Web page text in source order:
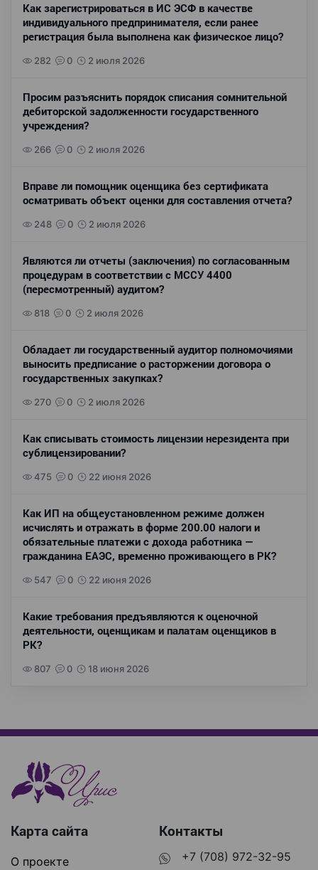
Как зарегистрироваться в ИС ЭСФ в качестве
индивидуального предпринимателя, если ранее
регистрация была выполнена как физическое лицо?
282 0 2 июля 2026
Просим разъяснить порядок списания сомнительной
дебиторской задолженности государственного
учреждения?
266 0 2 июля 2026
Вправе ли помощник оценщика без сертификата
осматривать объект оценки для составления отчета?
248 0 2 июля 2026
Являются ли отчеты (заключения) по согласованным
процедурам в соответствии с МССУ 4400
(пересмотренный) аудитом?
818 0 2 июля 2026
Обладает ли государственный аудитор полномочиями
выносить предписание о расторжении договора о
государственных закупках?
270 0 2 июля 2026
Как списывать стоимость лицензии нерезидента при
сублицензировании?
475 0 22 июня 2026
Как ИП на общеустановленном режиме должен
исчислять и отражать в форме 200.00 налоги и
обязательные платежи с дохода работника —
гражданина ЕАЭС, временно проживающего в РК?
547 0 22 июня 2026
Какие требования предъявляются к оценочной
деятельности, оценщикам и палатам оценщиков в
РК?
807 0 18 июня 2026
Карта сайта
О проекте
Контакты
+7 (708) 972-32-95